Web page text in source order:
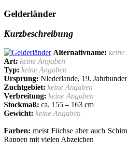
Gelderländer
Kurzbeschreibung
Alternativname: keine
Art: keine Angaben
Typ: keine Angaben
Ursprung: Niederlande, 19.
Zuchtgebiet: keine Angaben
Verbreitung: keine Angaben
Stockmaß: ca. 155 – 163 cm
Gewicht: keine Angaben
Farben: meist Füchse aber auch
Rappen mit vielen Abzeichen